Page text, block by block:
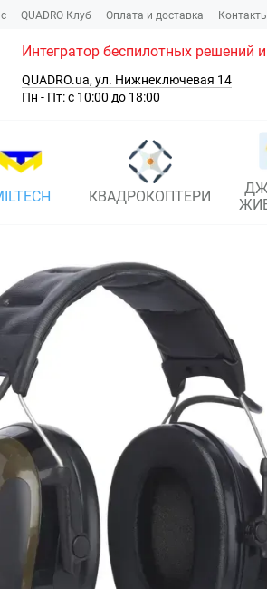
QUADRO Клуб Оплата и доставка
Интегратор беспилотных решений
QUADRO.ua, ул. Нижнеключевая 14
Пн - Пт: с 10:00 до 18:00
КВАДРОКОПТЕРИ